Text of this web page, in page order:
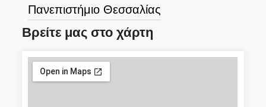
Πανεπιστήμιο Θεσσαλίας
Βρείτε μας στο χάρτη